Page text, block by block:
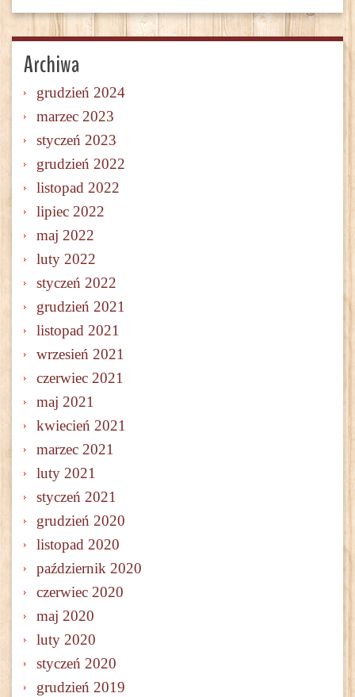
Archiwa
grudzień 2024
marzec 2023
styczeń 2023
grudzień 2022
listopad 2022
lipiec 2022
maj 2022
luty 2022
styczeń 2022
grudzień 2021
listopad 2021
wrzesień 2021
czerwiec 2021
maj 2021
kwiecień 2021
marzec 2021
luty 2021
styczeń 2021
grudzień 2020
listopad 2020
październik 2020
czerwiec 2020
maj 2020
luty 2020
styczeń 2020
grudzień 2019